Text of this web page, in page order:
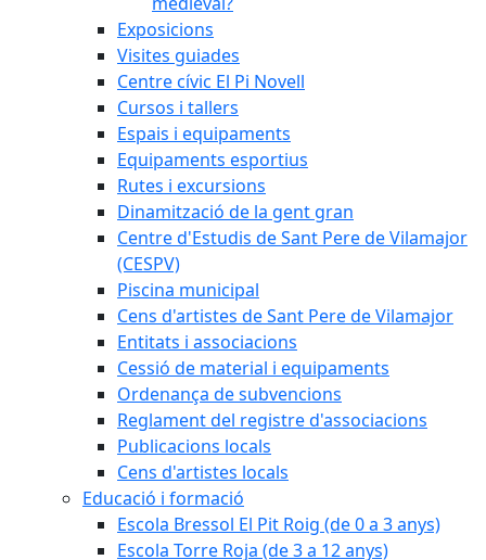
Exposicions
Visites guiades
Centre cívic El Pi Novell
Cursos i tallers
Espais i equipaments
Equipaments esportius
Rutes i excursions
Dinamització de la gent gran
Centre d'Estudis de Sant Pere de Vilamajor
(CESPV)
Piscina municipal
Cens d'artistes de Sant Pere de Vilamajor
Entitats i associacions
Cessió de material i equipaments
Ordenança de subvencions
Reglament del registre d'associacions
Publicacions locals
Cens d'artistes locals
Educació i formació
Escola Bressol El Pit Roig (de 0 a 3 anys)
Escola Torre Roja (de 3 a 12 anys)